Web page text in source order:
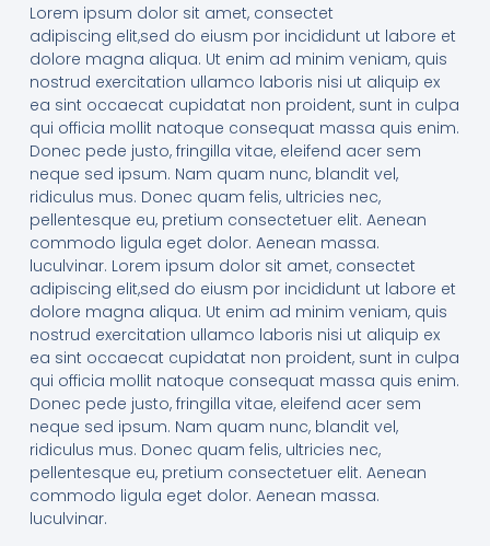
Lorem ipsum dolor sit amet, consectet
adipiscing elit,sed do eiusm por incididunt ut labore et
dolore magna aliqua. Ut enim ad minim veniam, quis
nostrud exercitation ullamco laboris nisi ut aliquip ex
ea sint occaecat cupidatat non proident, sunt in culpa
qui officia mollit natoque consequat massa quis enim.
Donec pede justo, fringilla vitae, eleifend acer sem
neque sed ipsum. Nam quam nunc, blandit vel,
ridiculus mus. Donec quam felis, ultricies nec,
pellentesque eu, pretium consectetuer elit. Aenean
commodo ligula eget dolor. Aenean massa.
luculvinar. Lorem ipsum dolor sit amet, consectet
adipiscing elit,sed do eiusm por incididunt ut labore et
dolore magna aliqua. Ut enim ad minim veniam, quis
nostrud exercitation ullamco laboris nisi ut aliquip ex
ea sint occaecat cupidatat non proident, sunt in culpa
qui officia mollit natoque consequat massa quis enim.
Donec pede justo, fringilla vitae, eleifend acer sem
neque sed ipsum. Nam quam nunc, blandit vel,
ridiculus mus. Donec quam felis, ultricies nec,
pellentesque eu, pretium consectetuer elit. Aenean
commodo ligula eget dolor. Aenean massa.
luculvinar.